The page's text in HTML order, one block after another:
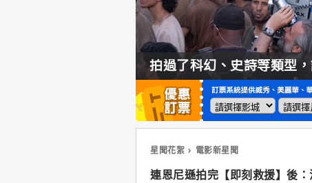
拍過了科幻、史詩等類型
星聞花絮 電影新星聞
連恩尼遜拍完【即刻救援】後